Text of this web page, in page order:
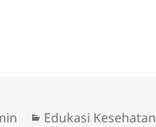
Categories
Edukasi Kesehatan